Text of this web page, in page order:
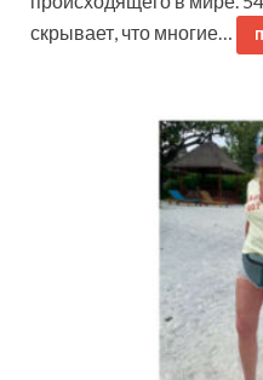
скрывает, что многие…